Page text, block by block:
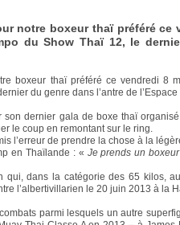
notre boxeur thaï préféré ce
du Show Thaï 12, le
boxeur thaï préféré ce vendredi 8
du genre dans l’antre de
dernier gala de boxe thaï
le coup en remontant sur le ring.
l’erreur de prendre la chose à la
en Thaïlande : « Je prends un
qui, dans la catégorie des 65 kilos,
l’albertivillarien le 20 juin 2013 à la
parmi lesquels un autre